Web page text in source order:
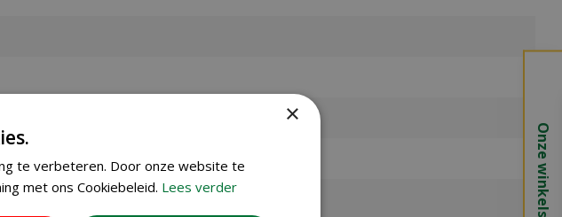
Onze winkels
×
te verbeteren. Door onze website te
met ons Cookiebeleid. Lees verder